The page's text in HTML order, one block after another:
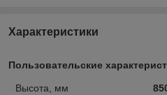
Характеристики
Пользовательские
Высота, мм